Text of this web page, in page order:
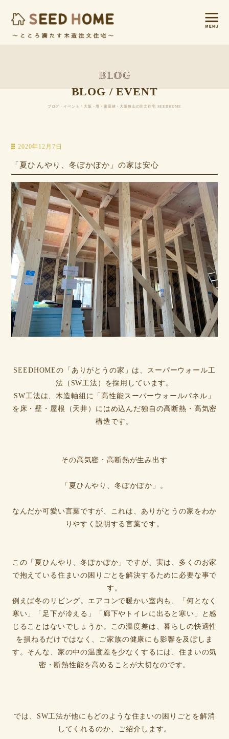
BLOG / EVENT
ブログ・イベント / 大阪・堺・富田林・大阪狭山の注文住宅 SEEDHOME
2020年12月7日
「夏ひんやり、冬ぽかぽか」の家は安心
SEEDHOMEの「ありがとうの家」は、スーパーウォール工
法（SW工法）を採用しています。
SW工法は、木造軸組に「高性能スーパーウォールパネル」
を床・壁・屋根（天井）にはめ込んだ独自の高断熱・高気密
構造です。
その高気密・高断熱が生み出す
「夏ひんやり、冬ぽかぽか」。
なんだか可愛い言葉ですが、これは、ありがとうの家をわか
りやすく説明する言葉です。
この「夏ひんやり、冬ぽかぽか」ですが、実は、多くのお家
で抱えている住まいの困りごとを解決するために必要な事で
す。
例えば冬のリビング。エアコンで暖かい室内も、「何となく
寒い」「足下が冷える」「廊下やトイレに出ると寒い」と感
じることはないでしょうか。この温度差は、暮らしの快適性
を損ねるだけではなく、ご家族の健康にも影響を及ぼしま
す。そんな、家の中の温度差を少なくするには、住まいの気
密・断熱性能を高めることが大切なのです。
では、SW工法が他にもどのような住まいの困りごとを解消
してくれるのか、ご紹介します。